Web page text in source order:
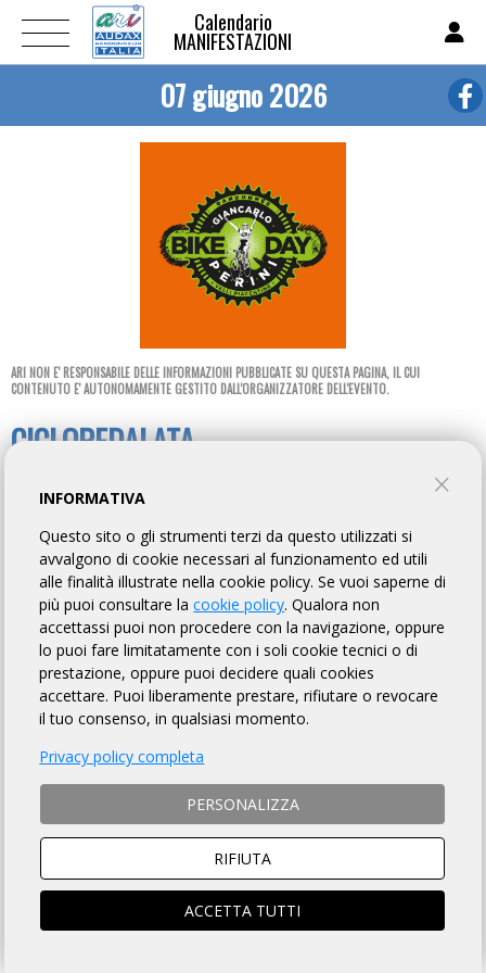
Calendario
MANIFESTAZIONI
07 giugno 2026
ARI NON E' RESPONSABILE DELLE INFORMAZIONI PUBBLICATE SU QUESTA PAGINA, IL CUI
CONTENUTO E' AUTONOMAMENTE GESTITO DALL'ORGANIZZATORE DELL'EVENTO.
CICLOPEDALATA
TEAM PERINI BIKE ASD
TORNA AL BREVETTO
REGOLAMENTO
Art. 1 ORGANIZZAZIONE
TEAM PERINI BIKE ASD organizza per il giorno 07/06/2026 la
Randonnée "ciclopedalata" avente Km 115 di lunghezza, per
l'acquisizione del relativo brevetto, la cui
fatto OBBLIGO a ciascun partecipante di leggere, si trova
questo link.
Art. 2 NATURA DELLA MANIFESTAZIONE
Il Brevetto Randonnée "ciclopedalata" è una manifestazione
sportiva, non competitiva, di resistenza e regolarità che si
svolge su un percorso obbligato, così come identificato nella
Descrizione di cui all'art. precedente, nonché nel road-book e
INFORMATIVA
Questo sito o gli strumenti terzi da questo utilizzati si
avvalgono di cookie necessari al funzionamento ed utili
alle finalità illustrate nella cookie policy. Se vuoi saperne di
più puoi consultare lacookie policy. Qualora non
accettassi puoi non procedere con la navigazione, oppure
lo puoi fare limitatamente con i soli cookie tecnici o di
prestazione, oppure puoi decidere quali cookies
accettare. Puoi liberamente prestare, rifiutare o revocare
il tuo consenso, in qualsiasi momento.
Privacy policy completa
PERSONALIZZA
RIFIUTA
ACCETTA TUTTI